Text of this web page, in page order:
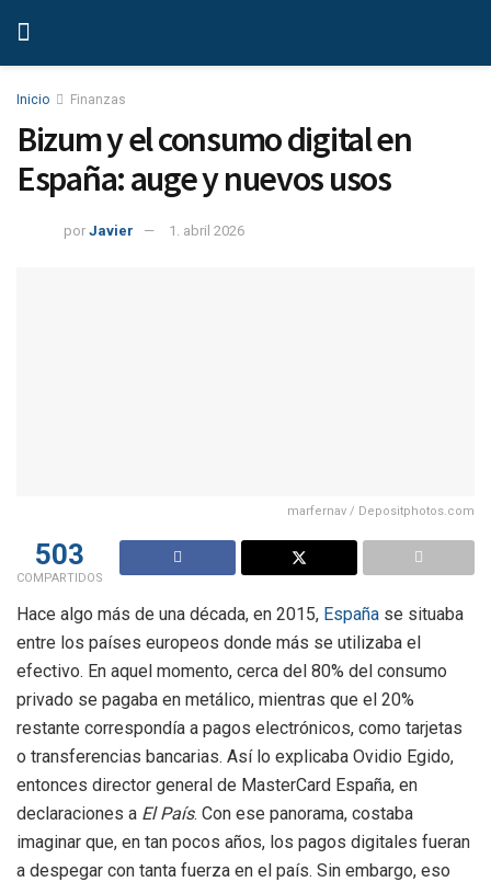
Inicio Finanzas
Bizum y el consumo digital en
España: auge y nuevos usos
por Javier 1. abril 2026
marfernav / Depositphotos.com
503
COMPARTIDOS
Hace algo más de una década, en 2015, España se situaba
entre los países europeos donde más se utilizaba el
efectivo. En aquel momento, cerca del 80% del consumo
privado se pagaba en metálico, mientras que el 20%
restante correspondía a pagos electrónicos, como tarjetas
o transferencias bancarias. Así lo explicaba Ovidio Egido,
entonces director general de MasterCard España, en
declaraciones a El País. Con ese panorama, costaba
imaginar que, en tan pocos años, los pagos digitales fueran
a despegar con tanta fuerza en el país. Sin embargo, eso